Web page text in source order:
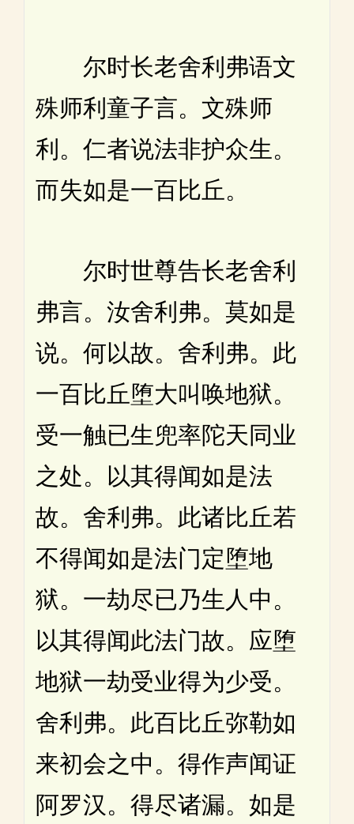
尔时长老舍利弗语文
殊师利童子言。文殊师
利。仁者说法非护众生。
而失如是一百比丘。
尔时世尊告长老舍利
弗言。汝舍利弗。莫如是
说。何以故。舍利弗。此
一百比丘堕大叫唤地狱。
受一触已生兜率陀天同业
之处。以其得闻如是法
故。舍利弗。此诸比丘若
不得闻如是法门定堕地
狱。一劫尽已乃生人中。
以其得闻此法门故。应堕
地狱一劫受业得为少受。
舍利弗。此百比丘弥勒如
来初会之中。得作声闻证
阿罗汉。得尽诸漏。如是